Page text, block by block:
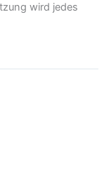
wird jedes